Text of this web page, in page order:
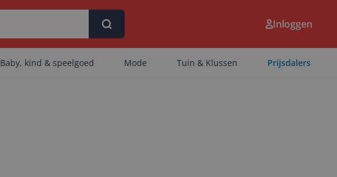
Inloggen
Baby, kind & speelgoed Mode Tuin & Klussen Prijsdalers